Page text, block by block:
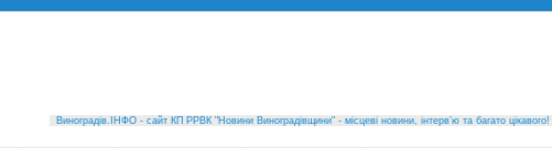
Виноградів.ІНФО - сайт КП РРВК "Новини Виноградівщини" - місцеві новини, інтерв’ю та багато цікавого!